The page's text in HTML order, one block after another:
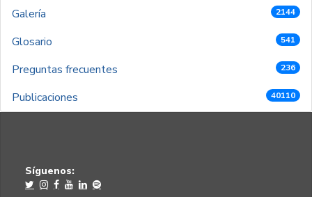
Galería 2144
Glosario 541
Preguntas frecuentes 236
Publicaciones 40110
Síguenos: